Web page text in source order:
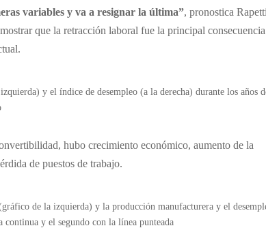
variables y va a resignar la última”, pronostica
que la retracción laboral fue la principal
y el índice de desempleo (a la derecha) durante los años
hubo crecimiento económico, aumento de la
de puestos de trabajo.
de la izquierda) y la producción manufacturera y el
y el segundo con la línea punteada